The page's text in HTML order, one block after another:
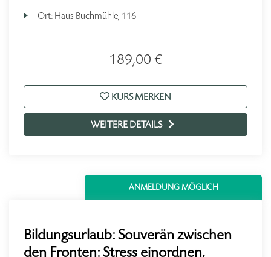
Ort: Haus Buchmühle, 116
189,00 €
KURS MERKEN
WEITERE DETAILS
ANMELDUNG MÖGLICH
Bildungsurlaub: Souverän zwischen
den Fronten: Stress einordnen,